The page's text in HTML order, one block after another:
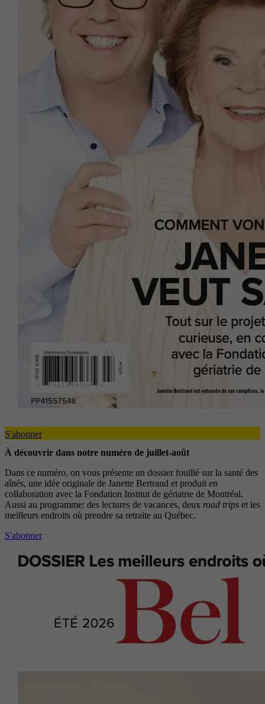
S'abonner
À découvrir dans notre numéro de juillet-août
Dans ce numéro, on vous présente un dossier fouillé sur la santé des
aînés, une idée originale de Janette Bertrand et produit en
collaboration avec la Fondation Institut de gériatrie de Montréal.
Aussi au programme: des lectures de vacances, deux road trips et les
meilleurs endroits où prendre sa retraite au Québec.
S'abonner